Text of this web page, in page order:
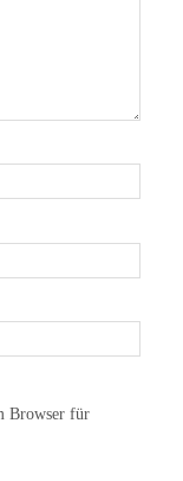
Browser für